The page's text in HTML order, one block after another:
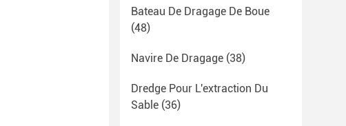
Bateau De Dragage De Boue
(48)
Navire De Dragage (38)
Dredge Pour L'extraction Du
Sable (36)